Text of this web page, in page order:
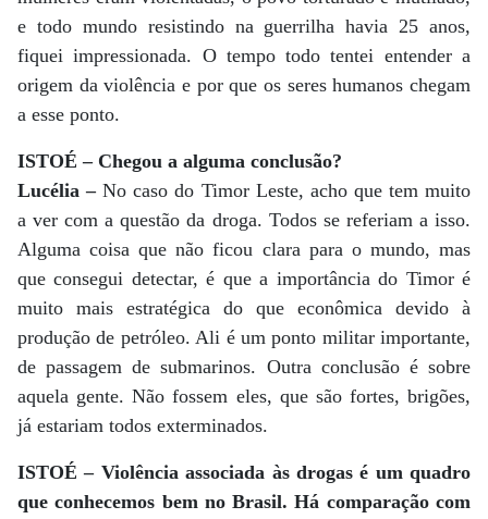
e todo mundo resistindo na guerrilha havia 25 anos,
fiquei impressionada. O tempo todo tentei entender a
origem da violência e por que os seres humanos chegam
a esse ponto.
ISTOÉ – Chegou a alguma conclusão?
Lucélia –No caso do Timor Leste, acho que tem muito
a ver com a questão da droga. Todos se referiam a isso.
Alguma coisa que não ficou clara para o mundo, mas
que consegui detectar, é que a importância do Timor é
muito mais estratégica do que econômica devido à
produção de petróleo. Ali é um ponto militar importante,
de passagem de submarinos. Outra conclusão é sobre
aquela gente. Não fossem eles, que são fortes, brigões,
já estariam todos exterminados.
ISTOÉ – Violência associada às drogas é um quadro
que conhecemos bem no Brasil. Há comparação com